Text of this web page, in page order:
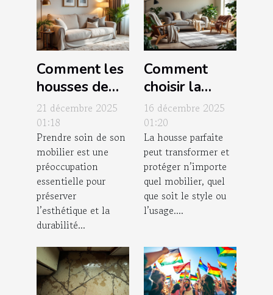
Comment les
housses de
canapé relax
préservent
votre mobilier
?
21 décembre 2025
01:18
Prendre soin de son
mobilier est une
préoccupation
essentielle pour
préserver
l’esthétique et la
durabilité...
Comment
choisir la
housse idéale
pour chaque
style de
mobilier ?
16 décembre 2025
01:20
La housse parfaite
peut transformer et
protéger n’importe
quel mobilier, quel
que soit le style ou
l’usage....